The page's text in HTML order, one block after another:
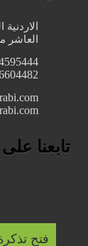
(002)
(002)
تابعنا على
فتح